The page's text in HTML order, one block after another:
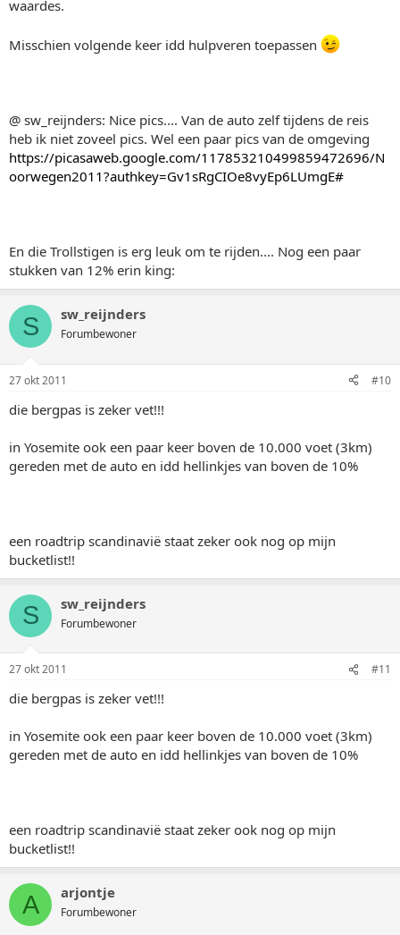
waardes.
Misschien volgende keer idd hulpveren toepassen
@ sw_reijnders: Nice pics.... Van de auto zelf tijdens de reis
heb ik niet zoveel pics. Wel een paar pics van de omgeving
https://picasaweb.google.com/117853210499859472696/N
oorwegen2011?authkey=Gv1sRgCIOe8vyEp6LUmgE#
En die Trollstigen is erg leuk om te rijden.... Nog een paar
stukken van 12% erin king:
S sw_reijnders
Forumbewoner
27 okt 2011 #10
die bergpas is zeker vet!!!
in Yosemite ook een paar keer boven de 10.000 voet (3km)
gereden met de auto en idd hellinkjes van boven de 10%
een roadtrip scandinavië staat zeker ook nog op mijn
bucketlist!!
S sw_reijnders
Forumbewoner
27 okt 2011 #11
die bergpas is zeker vet!!!
in Yosemite ook een paar keer boven de 10.000 voet (3km)
gereden met de auto en idd hellinkjes van boven de 10%
een roadtrip scandinavië staat zeker ook nog op mijn
bucketlist!!
A arjontje
Forumbewoner